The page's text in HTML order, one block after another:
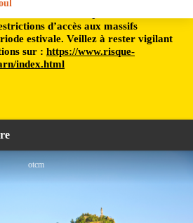
d’accès aux massifs
estivale. Veillez à rester vigilant
sur : https://www.risque-
index.html
otcm